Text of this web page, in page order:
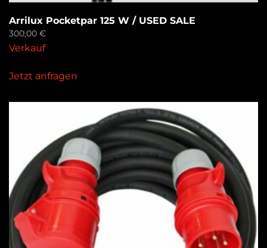
Arrilux Pocketpar 125 W / USED SALE
300,00 €
Verkauf
Jetzt anfragen